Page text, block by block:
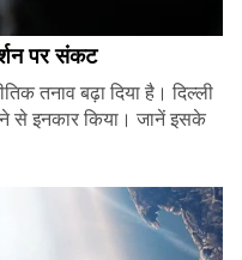
पर संकट
तनाव बढ़ा दिया है। दिल्ली
से इनकार किया। जानें इसके